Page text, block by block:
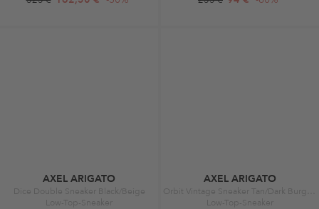
AXEL ARIGATO
Dice Double Sneaker Black/Beige
Low-Top-Sneaker
AXEL ARIGATO
Low-Top-Sneaker